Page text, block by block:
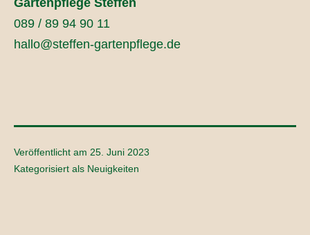
089 / 89 94 90 11
hallo@steffen-gartenpflege.de
Veröffentlicht am 25. Juni 2023
Kategorisiert als Neuigkeiten